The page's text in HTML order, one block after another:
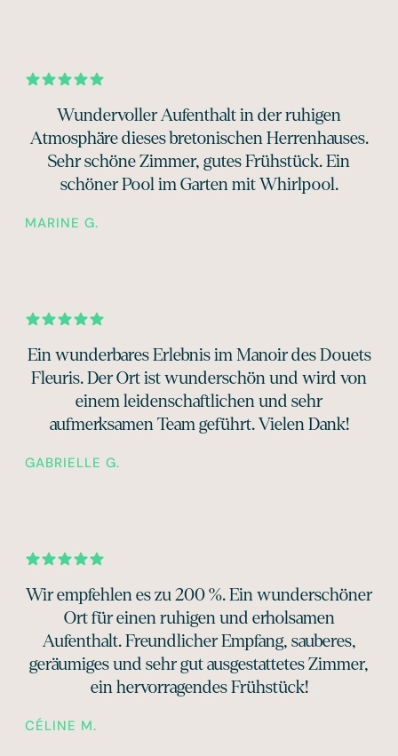
Wundervoller Aufenthalt in der ruhigen
Atmosphäre dieses bretonischen Herrenhauses.
Sehr schöne Zimmer, gutes Frühstück. Ein
schöner Pool im Garten mit Whirlpool.
MARINE G.
Ein wunderbares Erlebnis im Manoir des Douets
Fleuris. Der Ort ist wunderschön und wird von
einem leidenschaftlichen und sehr
aufmerksamen Team geführt. Vielen Dank!
GABRIELLE G.
Wir empfehlen es zu 200 %. Ein wunderschöner
Ort für einen ruhigen und erholsamen
Aufenthalt. Freundlicher Empfang, sauberes,
geräumiges und sehr gut ausgestattetes Zimmer,
ein hervorragendes Frühstück!
CÉLINE M.